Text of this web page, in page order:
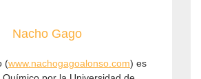
Nacho Gago
(www.nachogagoalonso.com) es